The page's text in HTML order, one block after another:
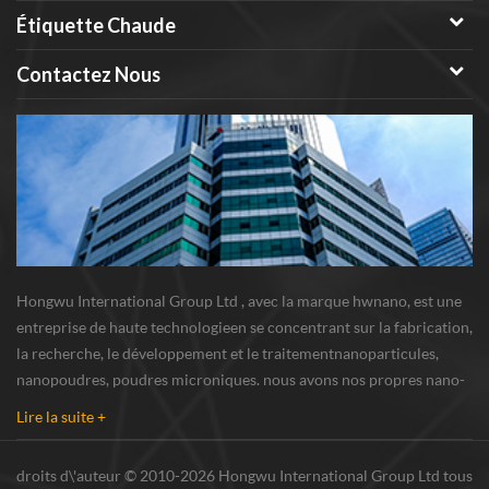
Étiquette Chaude
Contactez Nous
Hongwu International Group Ltd , avec la marque hwnano, est une
entreprise de haute technologieen se concentrant sur la fabrication,
la recherche, le développement et le traitementnanoparticules,
nanopoudres, poudres microniques. nous avons nos propres nano-
Lire la suite +
droits d\'auteur © 2010-2026 Hongwu International Group Ltd tous